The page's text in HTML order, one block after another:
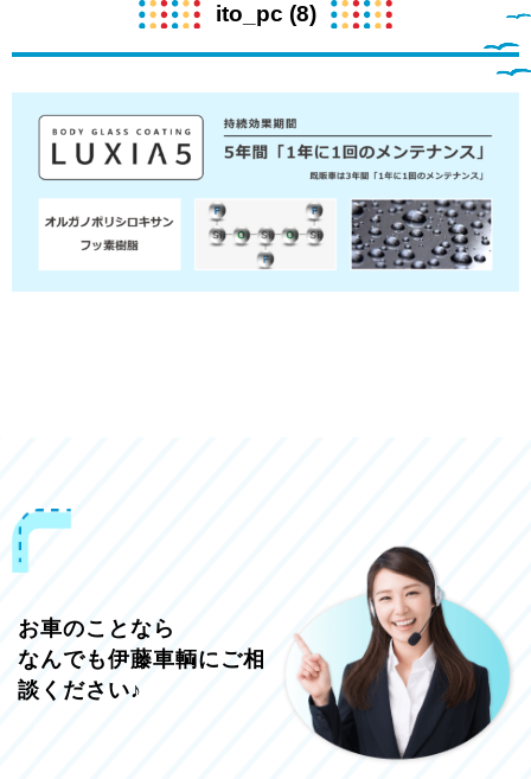
ito_pc (8)
お車のことなら
なんでも伊藤車輌にご相
談ください♪